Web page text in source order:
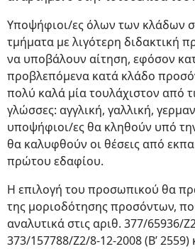
Υποψήφιοι/ες όλων των κλάδων
τμήματα με λιγότερη διδακτική
να υποβάλουν αίτηση, εφόσον
προβλεπόμενα κατά κλάδο
πολύ καλά μία τουλάχιστον από
γλώσσες: αγγλική, γαλλική,
υποψήφιοι/ες θα κληθούν υπό
θα καλυφθούν οι θέσεις από
πρώτου εδαφίου.
Η επιλογή του προσωπικού θα
της μοριοδότησης προσόντων,
αναλυτικά στις αριθ. 377/65936/
373/157788/Ζ2/8-12-2008 (Β’